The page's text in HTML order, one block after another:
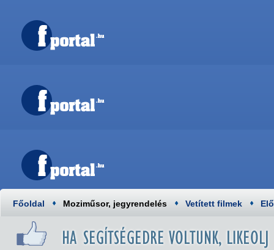
Főoldal Moziműsor, jegyrendelés Vetített filmek